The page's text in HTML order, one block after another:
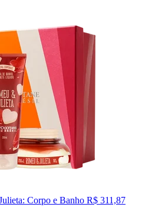
Corpo e Banho R$ 311,87